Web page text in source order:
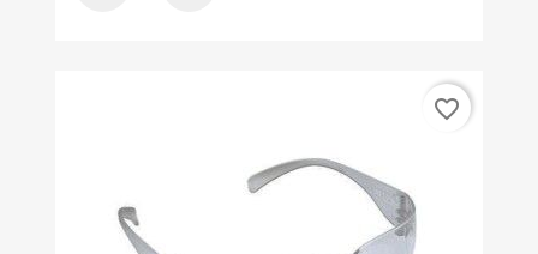
favorite_border